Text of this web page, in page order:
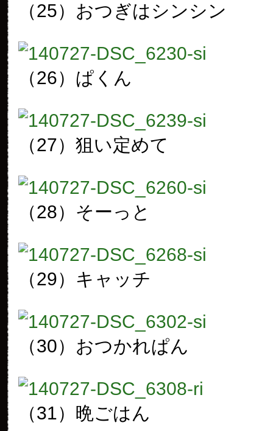
（25）おつぎはシンシン
（26）ぱくん
（27）狙い定めて
（28）そーっと
（29）キャッチ
（30）おつかれぱん
（31）晩ごはん